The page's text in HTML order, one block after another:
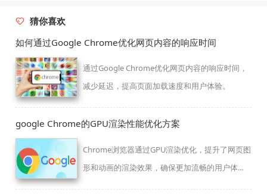
猜你喜欢
如何通过Google Chrome优化网页内容的响应时间
通过Google Chrome优化网页内容的响应时间，
减少延迟，提高页面加载速度和用户体验。
google Chrome的GPU渲染性能优化方案
Chrome浏览器通过GPU渲染优化，提升了网页图
形和动画的渲染效果，确保更加流畅的用户体